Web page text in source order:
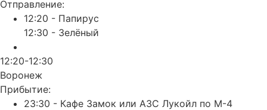
Отправление:
12:20 - Папирус
12:30 - Зелёный
12:20-12:30
Воронеж
Прибытие:
23:30 - Кафе Замок или АЗС Лукойл по М-4